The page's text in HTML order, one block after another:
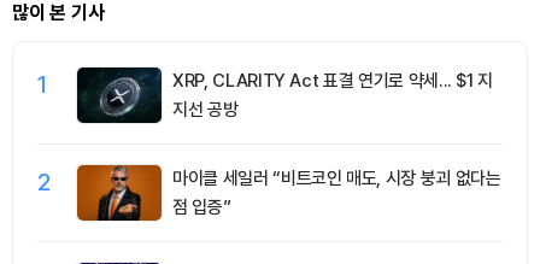
많이 본 기사
1
XRP, CLARITY Act 표결 연기로 약세... $1 지
지선 공방
2
마이클 세일러 “비트코인 매도, 시장 붕괴 없다는
점 입증”